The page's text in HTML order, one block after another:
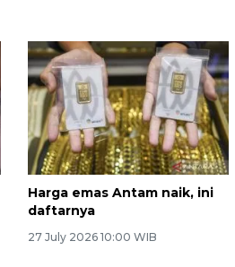
Harga emas Antam naik, ini
daftarnya
27 July 2026 10:00 WIB